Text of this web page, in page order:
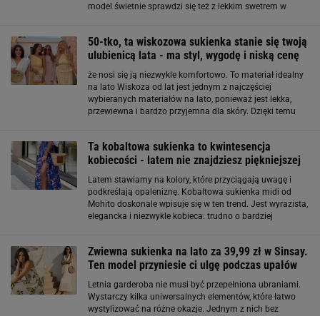
model świetnie sprawdzi się też z lekkim swetrem w
50-tko, ta wiskozowa sukienka stanie się twoją
ulubienicą lata - ma styl, wygodę i niską cenę
że nosi się ją niezwykle komfortowo. To materiał idealny
na lato Wiskoza od lat jest jednym z najczęściej
wybieranych materiałów na lato, ponieważ jest lekka,
przewiewna i bardzo przyjemna dla skóry. Dzięki temu
Ta kobaltowa sukienka to kwintesencja
kobiecości - latem nie znajdziesz piękniejszej
Latem stawiamy na kolory, które przyciągają uwagę i
podkreślają opaleniznę. Kobaltowa sukienka midi od
Mohito doskonale wpisuje się w ten trend. Jest wyrazista,
elegancka i niezwykle kobieca: trudno o bardziej
Zwiewna sukienka na lato za 39,99 zł w Sinsay.
Ten model przyniesie ci ulgę podczas upałów
Letnia garderoba nie musi być przepełniona ubraniami.
Wystarczy kilka uniwersalnych elementów, które łatwo
wystylizować na różne okazje. Jednym z nich bez